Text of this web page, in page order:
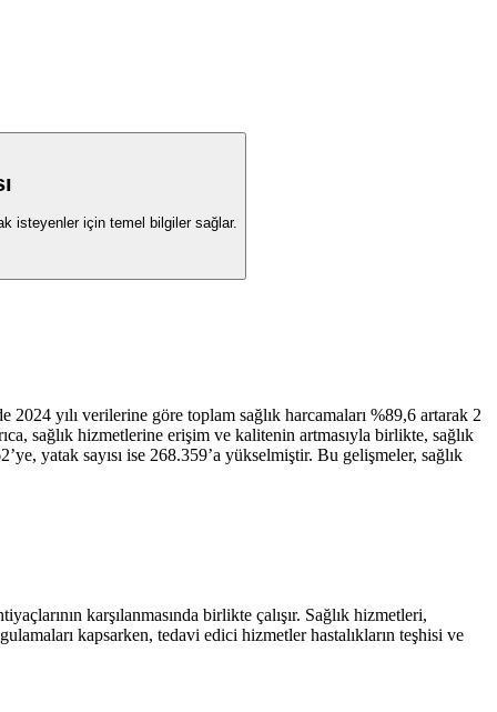
isteyenler için temel bilgiler sağlar.
yılı verilerine göre toplam sağlık harcamaları %89,6 artarak 2
sağlık hizmetlerine erişim ve kalitenin artmasıyla birlikte, sağlık
yatak sayısı ise 268.359’a yükselmiştir. Bu gelişmeler, sağlık
karşılanmasında birlikte çalışır. Sağlık hizmetleri,
kapsarken, tedavi edici hizmetler hastalıkların teşhisi ve